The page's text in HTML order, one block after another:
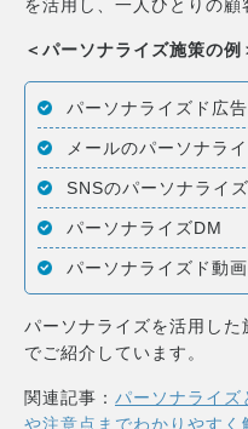
を活用し、一人ひとりの顧
＜パーソナライズ施策の例
パーソナライズド広告
メールのパーソナラ
SNSのパーソナライ
パーソナライズDM
パーソナライズド動画
パーソナライズを活用し
でご紹介しています。
関連記事： パーソナライズ
や注意点までわかりやすく